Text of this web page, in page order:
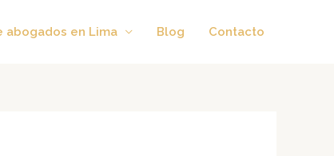
abogados en Lima Blog Contacto